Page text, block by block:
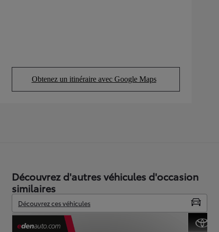
Obtenez un itinéraire avec Google Maps
(Opens in new tab)
Découvrez d'autres véhicules d'occasion
similaires
Découvrez ces véhicules